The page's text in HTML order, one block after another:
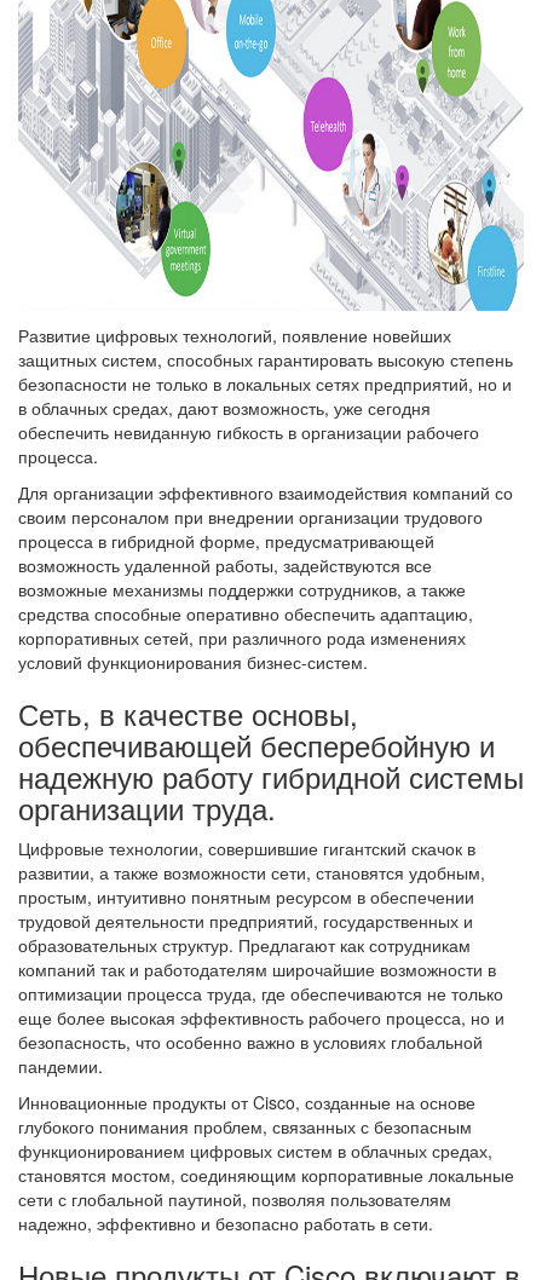
Развитие цифровых технологий, появление новейших
защитных систем, способных гарантировать высокую степень
безопасности не только в локальных сетях предприятий, но и
в облачных средах, дают возможность, уже сегодня
обеспечить невиданную гибкость в организации рабочего
процесса.
Для организации эффективного взаимодействия компаний со
своим персоналом при внедрении организации трудового
процесса в гибридной форме, предусматривающей
возможность удаленной работы, задействуются все
возможные механизмы поддержки сотрудников, а также
средства способные оперативно обеспечить адаптацию,
корпоративных сетей, при различного рода изменениях
условий функционирования бизнес-систем.
Сеть, в качестве основы,
обеспечивающей бесперебойную и
надежную работу гибридной системы
организации труда.
Цифровые технологии, совершившие гигантский скачок в
развитии, а также возможности сети, становятся удобным,
простым, интуитивно понятным ресурсом в обеспечении
трудовой деятельности предприятий, государственных и
образовательных структур. Предлагают как сотрудникам
компаний так и работодателям широчайшие возможности в
оптимизации процесса труда, где обеспечиваются не только
еще более высокая эффективность рабочего процесса, но и
безопасность, что особенно важно в условиях глобальной
пандемии.
Инновационные продукты от Cisco, созданные на основе
глубокого понимания проблем, связанных с безопасным
функционированием цифровых систем в облачных средах,
становятся мостом, соединяющим корпоративные локальные
сети с глобальной паутиной, позволяя пользователям
надежно, эффективно и безопасно работать в сети.